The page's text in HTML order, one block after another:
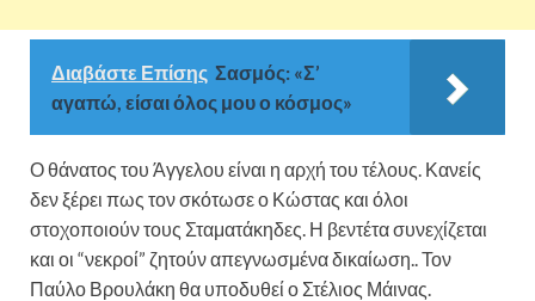
Διαβάστε Επίσης Σασμός: «Σ’
αγαπώ, είσαι όλος μου ο κόσμος»
Ο θάνατος του Άγγελου είναι η αρχή του τέλους. Κανείς
δεν ξέρει πως τον σκότωσε ο Κώστας και όλοι
στοχοποιούν τους Σταματάκηδες. Η βεντέτα συνεχίζεται
και οι “νεκροί” ζητούν απεγνωσμένα δικαίωση.. Τον
Παύλο Βρουλάκη θα υποδυθεί ο Στέλιος Μάινας.